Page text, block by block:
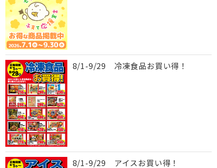
8/1-9/29 冷凍食品お買い得！
8/1-9/29 アイスお買い得！